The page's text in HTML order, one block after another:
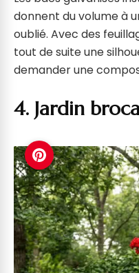
donnent du volume à
oublié. Avec des
tout de suite une
demander une
4. Jardin